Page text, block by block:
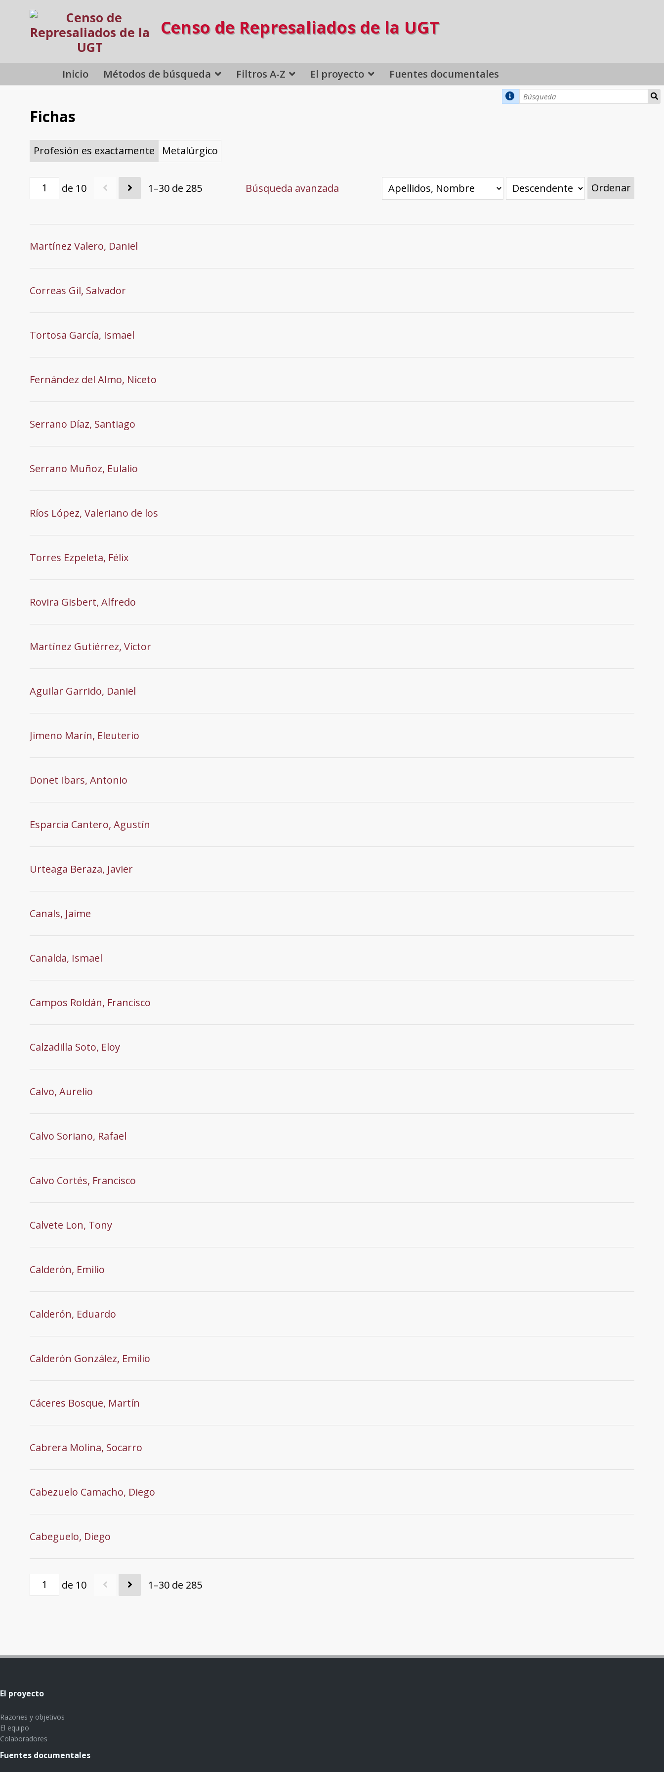
Censo de Represaliados de la UGT
Inicio Métodos de búsqueda Filtros A-Z El proyecto Fuentes documentales
Fichas
Profesión es exactamente Metalúrgico
de 10 1–30 de 285 Búsqueda avanzada Ordenar
Martínez Valero, Daniel
Correas Gil, Salvador
Tortosa García, Ismael
Fernández del Almo, Niceto
Serrano Díaz, Santiago
Serrano Muñoz, Eulalio
Ríos López, Valeriano de los
Torres Ezpeleta, Félix
Rovira Gisbert, Alfredo
Martínez Gutiérrez, Víctor
Aguilar Garrido, Daniel
Jimeno Marín, Eleuterio
Donet Ibars, Antonio
Esparcia Cantero, Agustín
Urteaga Beraza, Javier
Canals, Jaime
Canalda, Ismael
Campos Roldán, Francisco
Calzadilla Soto, Eloy
Calvo, Aurelio
Calvo Soriano, Rafael
Calvo Cortés, Francisco
Calvete Lon, Tony
Calderón, Emilio
Calderón, Eduardo
Calderón González, Emilio
Cáceres Bosque, Martín
Cabrera Molina, Socarro
Cabezuelo Camacho, Diego
Cabeguelo, Diego
de 10 1–30 de 285
El proyecto
Razones y objetivos
El equipo
Colaboradores
Fuentes documentales